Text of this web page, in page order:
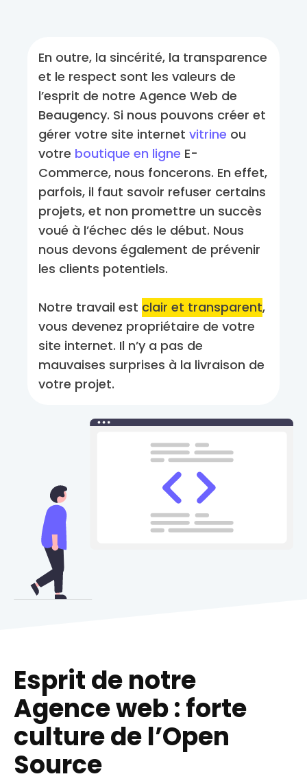
En outre, la sincérité, la transparence
et le respect sont les valeurs de
l’esprit de notre Agence Web de
Beaugency. Si nous pouvons créer et
gérer votre site internet vitrine ou
votre boutique en ligne E-
Commerce, nous foncerons. En effet,
parfois, il faut savoir refuser certains
projets, et non promettre un succès
voué à l’échec dés le début. Nous
nous devons également de prévenir
les clients potentiels.
Notre travail est clair et transparent,
vous devenez propriétaire de votre
site internet. Il n’y a pas de
mauvaises surprises à la livraison de
votre projet.
Esprit de notre
Agence web : forte
culture de l’Open
Source